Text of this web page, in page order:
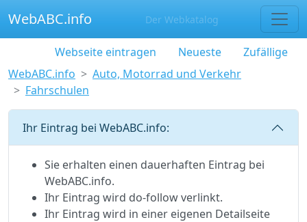
WebABC.info Der Webkatalog
Webseite eintragen Neueste
Zufällige
WebABC.info
Auto, Motorrad und Verkehr
Fahrschulen
Ihr Eintrag bei WebABC.info:
Sie erhalten einen dauerhaften Eintrag bei
WebABC.info.
Ihr Eintrag wird do-follow verlinkt.
Ihr Eintrag wird in einer eigenen Detailseite